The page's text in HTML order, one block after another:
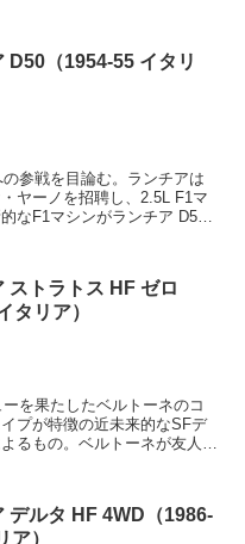
D50（1954-55 イタリ
参戦を目論む。ランチアは
ヤーノを招聘し、2.5L F1マ
なF1マシンがランチア D50
ストラトス HF ゼロ
タリア）
を果たしたベルトーネのコ
プが特徴の近未来的なSFデ
るもの。ベルトーネが友人か
デルタ HF 4WD（1986-
ア）